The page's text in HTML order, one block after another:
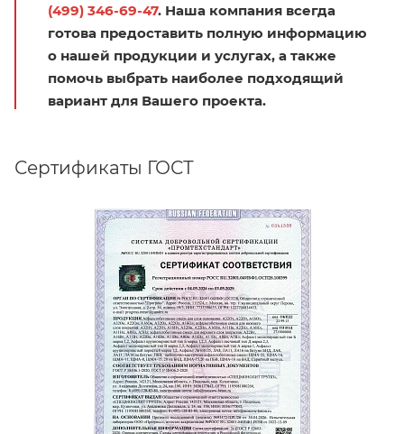
(499) 346-69-47. Наша компания всегда
готова предоставить полную информацию
о нашей продукции и услугах, а также
помочь выбрать наиболее подходящий
вариант для Вашего проекта.
Сертификаты ГОСТ